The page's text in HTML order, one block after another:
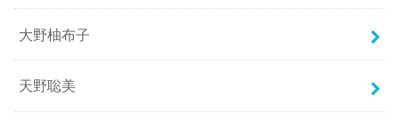
大野柚布子
天野聡美